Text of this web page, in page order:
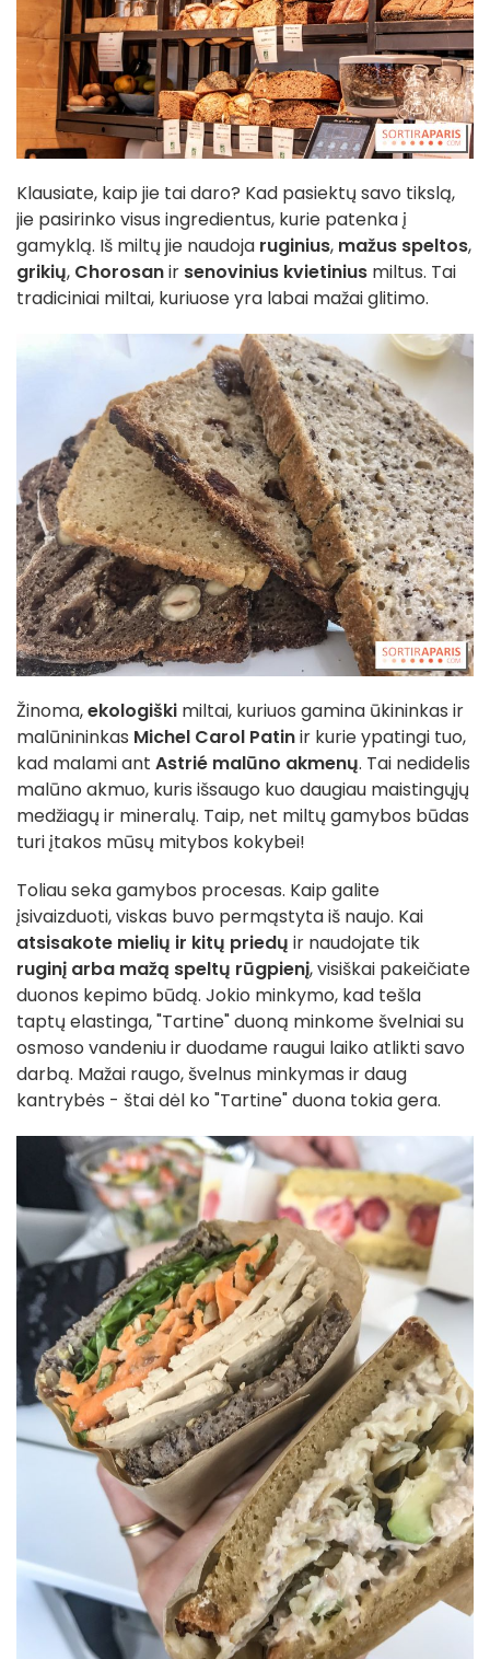
Klausiate, kaip jie tai daro? Kad pasiektų savo tikslą,
jie pasirinko visus ingredientus, kurie patenka į
gamyklą. Iš miltų jie naudoja ruginius, mažus speltos,
grikių, Chorosanir senovinius kvietinius miltus. Tai
tradiciniai miltai, kuriuose yra labai mažai glitimo.
Žinoma,ekologiški miltai, kuriuos gamina ūkininkas ir
malūnininkas Michel Carol Patinir kurie ypatingi tuo,
kad malami ant Astrié malūno akmenų. Tai nedidelis
malūno akmuo, kuris išsaugo kuo daugiau maistingųjų
medžiagų ir mineralų. Taip, net miltų gamybos būdas
turi įtakos mūsų mitybos kokybei!
Toliau seka gamybos procesas. Kaip galite
įsivaizduoti, viskas buvo permąstyta iš naujo. Kai
atsisakote mielių ir kitų priedų ir naudojate tik
ruginį arba mažą speltų rūgpienį, visiškai pakeičiate
duonos kepimo būdą. Jokio minkymo, kad tešla
taptų elastinga, "Tartine" duoną minkome švelniai su
osmoso vandeniu ir duodame raugui laiko atlikti savo
darbą. Mažai raugo, švelnus minkymas ir daug
kantrybės - štai dėl ko "Tartine" duona tokia gera.